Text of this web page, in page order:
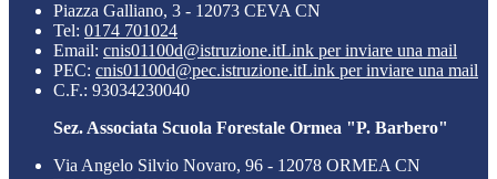
Piazza Galliano, 3 - 12073 CEVA CN
Tel: 0174 701024
Email: cnis01100d@istruzione.itLink per inviare una mail
PEC: cnis01100d@pec.istruzione.itLink per inviare una mail
C.F.: 93034230040
Sez. Associata Scuola Forestale Ormea "P. Barbero"
Via Angelo Silvio Novaro, 96 - 12078 ORMEA CN